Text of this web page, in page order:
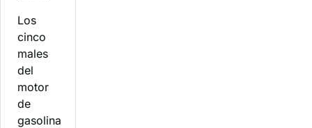
Los
cinco
males
del
motor
de
gasolina